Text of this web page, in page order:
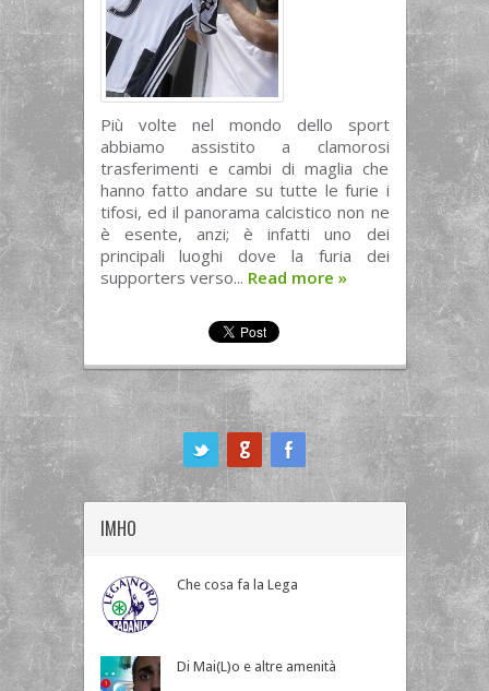
Più volte nel mondo dello sport
abbiamo assistito a clamorosi
trasferimenti e cambi di maglia che
hanno fatto andare su tutte le furie i
tifosi, ed il panorama calcistico non ne
è esente, anzi; è infatti uno dei
principali luoghi dove la furia dei
supporters verso... Read more »
IMHO
Che cosa fa la Lega
Di Mai(L)o e altre amenità